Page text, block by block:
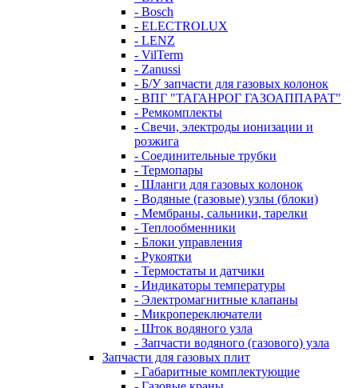
- Bosch
- ELECTROLUX
- LENZ
- VilTerm
- Zanussi
- Б/У запчасти для газовых колонок
- ВПГ "ТАГАНРОГ ГАЗОАППАРАТ"
- Ремкомплекты
- Свечи, электроды ионизации и
розжига
- Соединительные трубки
- Термопары
- Шланги для газовых колонок
- Водяные (газовые) узлы (блоки)
- Мембраны, сальники, тарелки
- Теплообменники
- Блоки управления
- Рукоятки
- Термостаты и датчики
- Индикаторы температуры
- Электромагнитные клапаны
- Микропереключатели
- Шток водяного узла
- Запчасти водяного (газового) узла
Запчасти для газовых плит
- Габаритные комплектующие